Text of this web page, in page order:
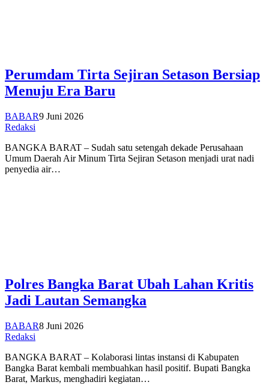
Perumdam Tirta Sejiran Setason Bersiap
Menuju Era Baru
BABAR9 Juni 2026
Redaksi
BANGKA BARAT – Sudah satu setengah dekade Perusahaan
Umum Daerah Air Minum Tirta Sejiran Setason menjadi urat nadi
penyedia air…
Polres Bangka Barat Ubah Lahan Kritis
Jadi Lautan Semangka
BABAR8 Juni 2026
Redaksi
BANGKA BARAT – Kolaborasi lintas instansi di Kabupaten
Bangka Barat kembali membuahkan hasil positif. Bupati Bangka
Barat, Markus, menghadiri kegiatan…